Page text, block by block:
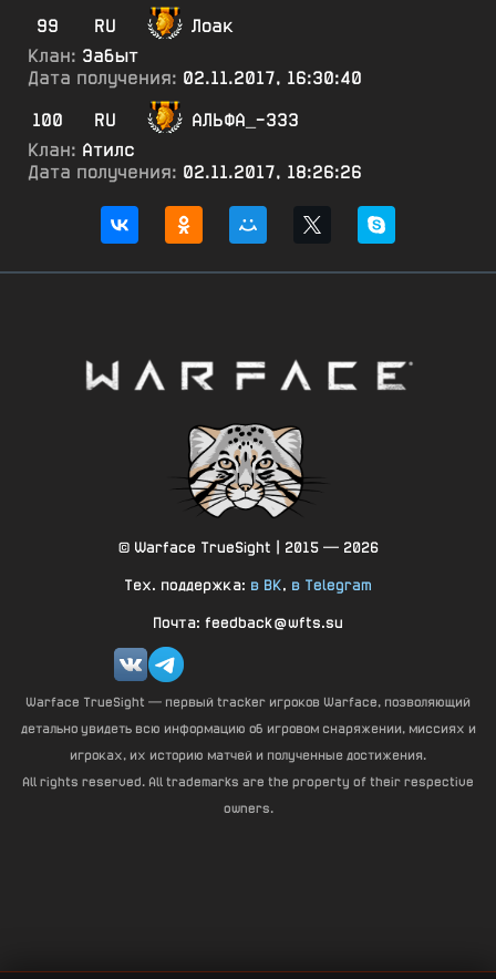
99
RU
Лоак
Клан: Эабыт
Дата получения: 02.11.2017, 16:30:40
100
RU
АЛЬФА_-333
Клан: Атилс
Дата получения: 02.11.2017, 18:26:26
© Warface TrueSight | 2015 — 2026
Тех. поддержка: в ВК, в Telegram
Почта: feedback@wfts.su
Warface TrueSight — первый tracker игроков Warface, позволяющий
детально увидеть всю информацию об игровом снаряжении, миссиях и
игроках, их историю матчей и полученные достижения.
All rights reserved. All trademarks are the property of their respective
owners.